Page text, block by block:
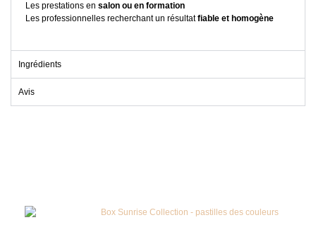
Les prestations en salon ou en formation
Les professionnelles recherchant un résultatfiable et homogène
Ingrédients
Avis